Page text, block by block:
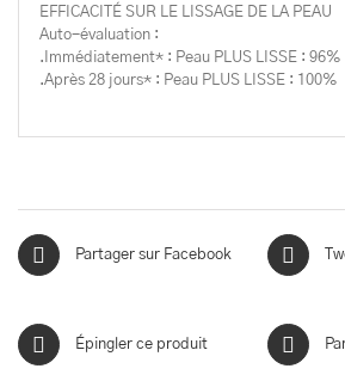
EFFICACITÉ SUR LE LISSAGE DE LA PEAU
Auto-évaluation :
.Immédiatement* : Peau PLUS LISSE : 96%
.Après 28 jours* : Peau PLUS LISSE : 100%
Partager sur Facebook
Épingler ce produit